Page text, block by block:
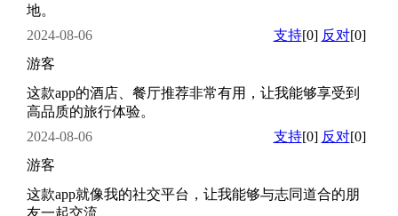
地。
2024-08-06
支持[0] 反对[0]
游客
这款app的酒店、餐厅推荐非常有用，让我能够享受到
高品质的旅行体验。
2024-08-06
支持[0] 反对[0]
游客
这款app就像我的社交平台，让我能够与志同道合的朋
友一起交流。